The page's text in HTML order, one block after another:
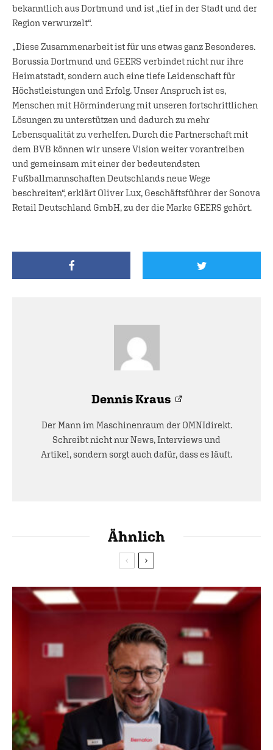
bekanntlich aus Dortmund und ist „tief in der Stadt und der
Region verwurzelt“.
„Diese Zusammenarbeit ist für uns etwas ganz Besonderes.
Borussia Dortmund und GEERS verbindet nicht nur ihre
Heimatstadt, sondern auch eine tiefe Leidenschaft für
Höchstleistungen und Erfolg. Unser Anspruch ist es,
Menschen mit Hörminderung mit unseren fortschrittlichen
Lösungen zu unterstützen und dadurch zu mehr
Lebensqualität zu verhelfen. Durch die Partnerschaft mit
dem BVB können wir unsere Vision weiter vorantreiben
und gemeinsam mit einer der bedeutendsten
Fußballmannschaften Deutschlands neue Wege
beschreiten“, erklärt Oliver Lux, Geschäftsführer der Sonova
Retail Deutschland GmbH, zu der die Marke GEERS gehört.
Dennis Kraus
Der Mann im Maschinenraum der OMNIdirekt.
Schreibt nicht nur News, Interviews und
Artikel, sondern sorgt auch dafür, dass es läuft.
Ähnlich